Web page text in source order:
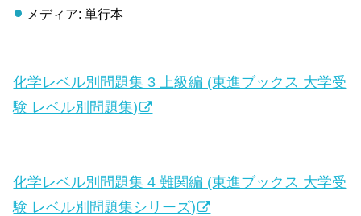
メディア: 単行本
化学レベル別問題集 3 上級編 (東進ブックス 大学受
験 レベル別問題集)
化学レベル別問題集 4 難関編 (東進ブックス 大学受
験 レベル別問題集シリーズ)